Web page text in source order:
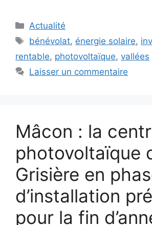
Catégories
Actualité
Étiquettes
bénévolat, énergie solaire,
rentable, photovoltaïque, vallées
Laisser un commentaire
Mâcon : la
photovoltaïque
Grisière en
d’installation
pour la fin